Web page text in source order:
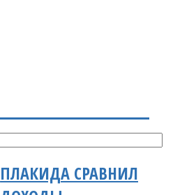
ПЛАКИДА СРАВНИЛ